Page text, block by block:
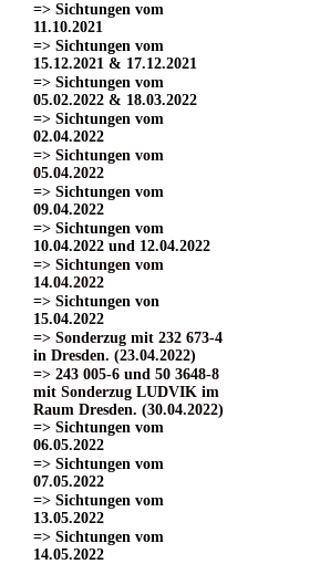
=> Sichtungen vom
11.10.2021
=> Sichtungen vom
15.12.2021 & 17.12.2021
=> Sichtungen vom
05.02.2022 & 18.03.2022
=> Sichtungen vom
02.04.2022
=> Sichtungen vom
05.04.2022
=> Sichtungen vom
09.04.2022
=> Sichtungen vom
10.04.2022 und 12.04.2022
=> Sichtungen vom
14.04.2022
=> Sichtungen von
15.04.2022
=> Sonderzug mit 232 673-4
in Dresden. (23.04.2022)
=> 243 005-6 und 50 3648-8
mit Sonderzug LUDVIK im
Raum Dresden. (30.04.2022)
=> Sichtungen vom
06.05.2022
=> Sichtungen vom
07.05.2022
=> Sichtungen vom
13.05.2022
=> Sichtungen vom
14.05.2022